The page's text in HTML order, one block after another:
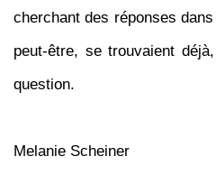
cherchant des réponses
peut-être, se trouvaient
question.
Melanie Scheiner